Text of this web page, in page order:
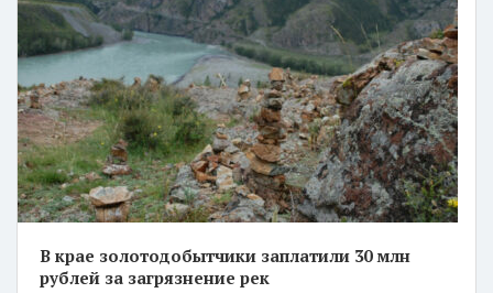
В крае золотодобытчики заплатили 30 млн
рублей за загрязнение рек